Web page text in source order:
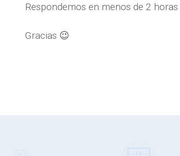
Respondemos en menos de 2
Gracias 😉